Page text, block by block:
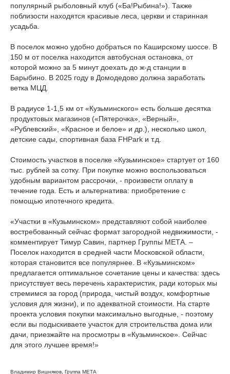
популярный рыболовный клуб («Ба!Рыбина!»). Также
поблизости находятся красивые леса, церкви и старинная
усадьба.
В поселок можно удобно добраться по Каширскому шоссе. В
150 м от поселка находится автобусная остановка, от
которой можно за 5 минут доехать до ж-д станции в
Барыбино. В 2025 году в Домодедово должна заработать
ветка МЦД.
В радиусе 1-1,5 км от «Кузьминского» есть больше десятка
продуктовых магазинов («Пятерочка», «Верный»,
«Рублевский», «Красное и белое» и др.), несколько школ,
детские сады, спортивная база FHPark и т.д.
Стоимость участков в поселке «Кузьминское» стартует от 160
тыс. рублей за сотку. При покупке можно воспользоваться
удобным вариантом рассрочки, - произвести оплату в
течение года. Есть и альтернатива: приобретение с
помощью ипотечного кредита.
«Участки в «Кузьминском» представляют собой наиболее
востребованный сейчас формат загородной недвижимости, -
комментирует Тимур Савин, партнер Группы МЕТА. –
Поселок находится в средней части Московской области,
которая становится все популярнее. В «Кузьминском»
предлагается оптимальное сочетание цены и качества: здесь
присутствует весь перечень характеристик, ради которых мы
стремимся за город (природа, чистый воздух, комфортные
условия для жизни), и по адекватной стоимости. На старте
проекта условия покупки максимально выгодные, - поэтому
если вы подыскиваете участок для строительства дома или
дачи, приезжайте на просмотры в «Кузьминское». Сейчас
для этого лучшее время!»
Владимир Вишняков, Группа МЕТА